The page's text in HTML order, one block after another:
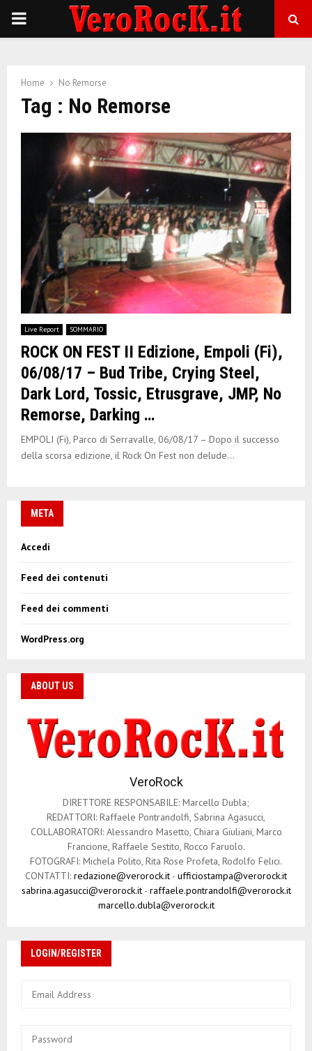
P
M
M
N
U
Home No Remorse
Tag : No Remorse
Live Report SOMMARIO
ROCK ON FEST II Edizione, Empoli (Fi),
06/08/17 – Bud Tribe, Crying Steel,
Dark Lord, Tossic, Etrusgrave, JMP, No
Remorse, Darking …
EMPOLI (Fi), Parco di Serravalle, 06/08/17 – Dopo il successo
della scorsa edizione, il Rock On Fest non delude...
META
Accedi
Feed dei contenuti
Feed dei commenti
WordPress.org
ABOUT US
VeroRock
DIRETTORE RESPONSABILE: Marcello Dubla;
REDATTORI: Raffaele Pontrandolfi, Sabrina Agasucci,
COLLABORATORI: Alessandro Masetto, Chiara Giuliani, Marco
Francione, Raffaele Sestito, Rocco Faruolo.
FOTOGRAFI: Michela Polito, Rita Rose Profeta, Rodolfo Felici.
CONTATTI: redazione@verorock.it - ufficiostampa@verorock.it
sabrina.agasucci@verorock.it- raffaele.pontrandolfi@verorock.it
marcello.dubla@verorock.it
LOGIN/REGISTER